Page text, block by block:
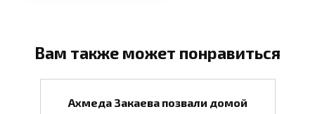
Вам также может понравиться
Ахмеда Закаева позвали домой